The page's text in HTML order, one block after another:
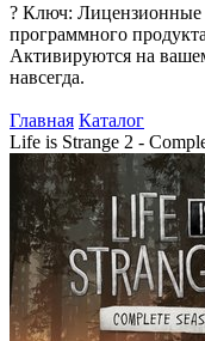
? Ключ: Лицензионные
программного
Активируются на
навсегда.
Главная Каталог
Life is Strange 2 -